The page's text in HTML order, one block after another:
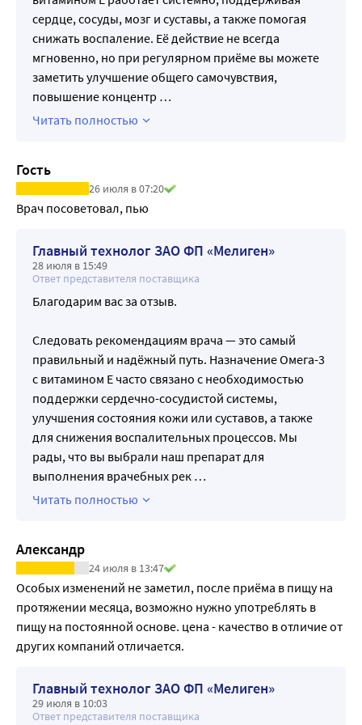
сердце, сосуды, мозг и суставы, а также помогая
снижать воспаление. Её действие не всегда
мгновенно, но при регулярном приёме вы можете
заметить улучшение общего самочувствия,
повышение концентр …
Читать полностью
Гость
26 июля в 07:20
Врач посоветовал, пью
Главный технолог ЗАО ФП «Мелиген»
28 июля в 15:49
Ответ представителя поставщика
Благодарим вас за отзыв.
Следовать рекомендациям врача — это самый
правильный и надёжный путь. Назначение Омега-3
с витамином Е часто связано с необходимостью
поддержки сердечно-сосудистой системы,
улучшения состояния кожи или суставов, а также
для снижения воспалительных процессов. Мы
рады, что вы выбрали наш препарат для
выполнения врачебных рек …
Читать полностью
Александр
24 июля в 13:47
Особых изменений не заметил, после приёма в пищу на
протяжении месяца, возможно нужно употреблять в
пищу на постоянной основе. цена - качество в отличие от
других компаний отличается.
Главный технолог ЗАО ФП «Мелиген»
29 июля в 10:03
Ответ представителя поставщика